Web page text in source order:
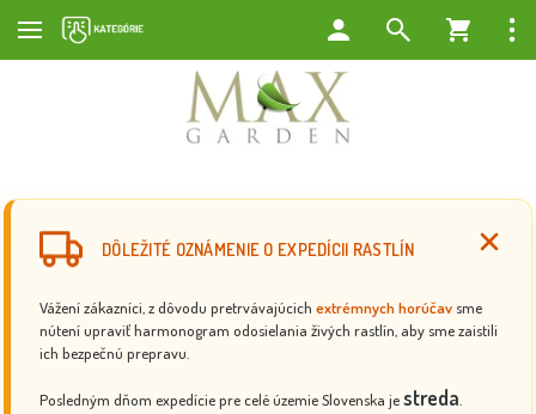
DÔLEŽITÉ OZNÁMENIE O EXPEDÍCII RASTLÍN
Vážení zákazníci, z dôvodu pretrvávajúcich extrémnych horúčav sme
nútení upraviť harmonogram odosielania živých rastlín, aby sme zaistili
ich bezpečnú prepravu.
Posledným dňom expedície pre celé územie Slovenska jestreda